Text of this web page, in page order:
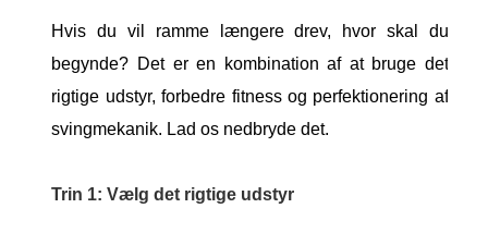
Hvis du vil ramme længere drev, hvor skal du
begynde? Det er en kombination af at bruge det
rigtige udstyr, forbedre fitness og perfektionering af
svingmekanik. Lad os nedbryde det.
Trin 1: Vælg det rigtige udstyr